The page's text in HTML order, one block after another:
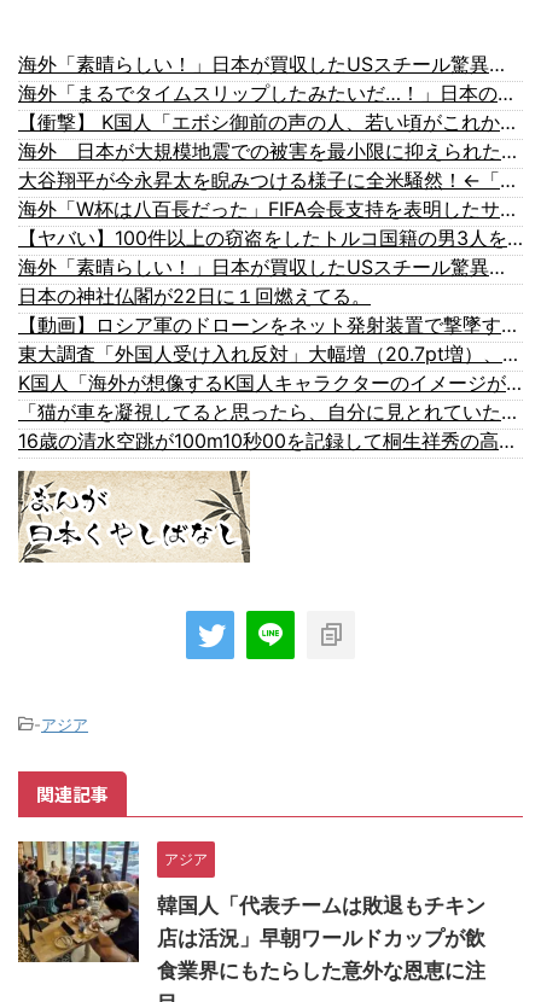
海外「素晴らしい！」日本が買収したUSスチール驚異の大復活に米国人が大喜び
海外「まるでタイムスリップしたみたいだ…！」日本の江戸時代の街並みがそのまま保存されている貴重な場所とは・・・？【海外の反応】
【衝撃】 K国人「エボシ御前の声の人、若い頃がこれかよ」
海外 日本が大規模地震での被害を最小限に抑えられた理由
大谷翔平が今永昇太を睨みつける様子に全米騒然！←「最高の二人」（海外の反応）
海外「W杯は八百長だった」FIFA会長支持を表明したサッカー協会に海外大騒ぎ！（海外の反応）
【ヤバい】100件以上の窃盗をしたトルコ国籍の男3人を逮捕 #移民 #外国人
海外「素晴らしい！」日本が買収したUSスチール驚異の大復活に米国人が大喜び
日本の神社仏閣が22日に１回燃えてる。
【動画】ロシア軍のドローンをネット発射装置で撃墜するウクライナ。
東大調査「外国人受け入れ反対」大幅増（20.7pt増）、若い世代で増加幅大
K国人「海外が想像するK国人キャラクターのイメージがこちら・・・」
「猫が車を凝視してると思ったら、自分に見とれていた…」（動画）
16歳の清水空跳が100m10秒00を記録して桐生祥秀の高校記録を更新、海外陸上競技ファンも大衝撃（海外の反応）
-アジア
関連記事
アジア
韓国人「代表チームは敗退もチキン
店は活況」早朝ワールドカップが飲
食業界にもたらした意外な恩恵に注